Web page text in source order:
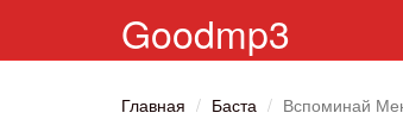
Goodmp3
Главная Баста Вспоминай